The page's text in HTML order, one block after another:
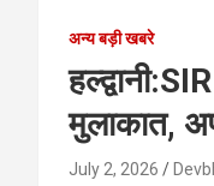
अन्य बड़ी खबरे
मुलाकात,
July 2, 2026